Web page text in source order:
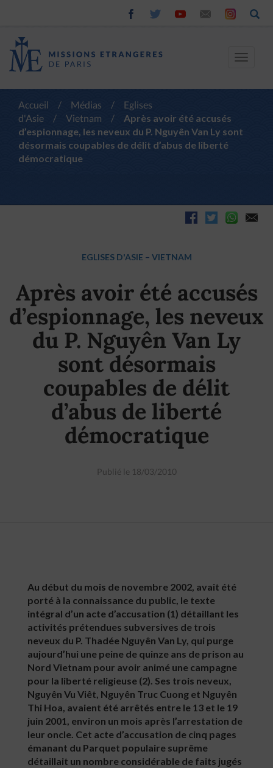
Toggle
Accueil / Médias /
Eglises
d'Asie
/ Vietnam /
Après avoir été accusés
d’espionnage, les neveux du P. Nguyên Van Ly sont
désormais coupables de délit d’abus de liberté
démocratique
EGLISES D'ASIE – VIETNAM
Après avoir été accusés
d’espionnage, les neveux
du P. Nguyên Van Ly
sont désormais
coupables de délit
d’abus de liberté
démocratique
Publié le 18/03/2010
Au début du mois de novembre 2002, avait été
porté à la connaissance du public, le texte
intégral d’un acte d’accusation (1) détaillant les
activités prétendues subversives de trois
neveux du P. Thadée Nguyên Van Ly, qui purge
aujourd’hui une peine de quinze ans de prison au
Nord Vietnam pour avoir animé une campagne
pour la liberté religieuse (2). Ses trois neveux,
Nguyên Vu Viêt, Nguyên Truc Cuong et Nguyên
Thi Hoa, avaient été arrêtés entre le 13 et le 19
juin 2001, environ un mois après l’arrestation de
leur oncle. Cet acte d’accusation de cinq pages
émanant du Parquet populaire suprême
détaillait un nombre considérable de faits jugés